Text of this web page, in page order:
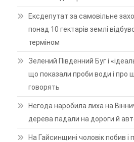
Ексдепутат за самовільне
понад 10 гектарів землі
терміном
Зелений Південний Буг і
що показали проби води і про
говорять
Негода наробила лиха на
дерева падали на дороги й
На Гайсинщині чоловік побив і